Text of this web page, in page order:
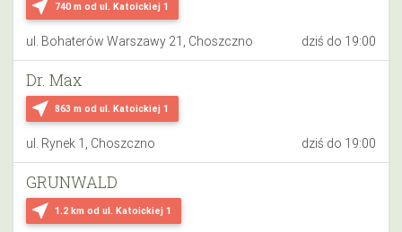
near_me 740 m od ul. Katoickiej 1
ul. Bohaterów Warszawy 21, Choszczno dziś do 19:00
near_me 863 m od ul. Katoickiej 1
Dr. Max
ul. Rynek 1, Choszczno dziś do 19:00
near_me 1.2 km od ul. Katoickiej 1
GRUNWALD